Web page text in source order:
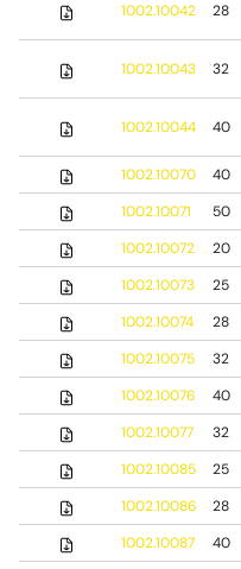
1002.10042 28
1002.10043 32
1002.10044 40
1002.10070 40
1002.10071
50
1002.10072
20
1002.10073
25
1002.10074
28
1002.10075
32
1002.10076
40
1002.10077
32
1002.10085
25
1002.10086
28
1002.10087
40